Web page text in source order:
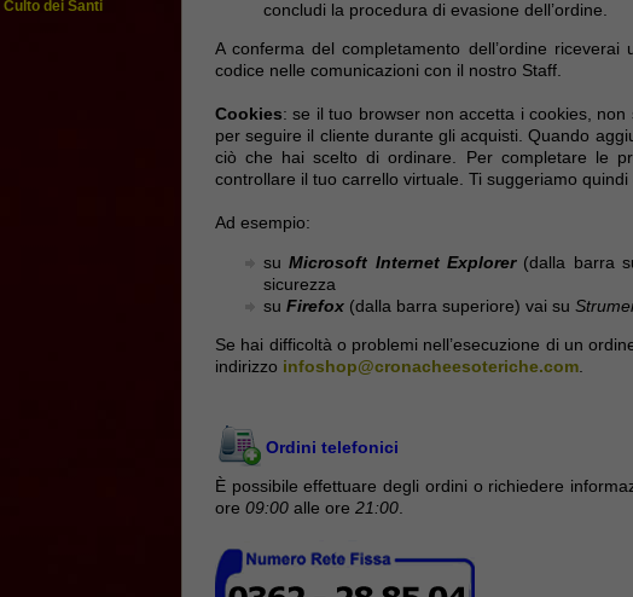
Culto dei Santi
concludi la procedura di evasione dell’ordine.
A conferma del completamento dell’ordine
codice nelle comunicazioni con il nostro Staff.
Cookies: se il tuo browser non accetta i cookies,
per seguire il cliente durante gli acquisti. Quando
ciò che hai scelto di ordinare. Per completare le
controllare il tuo carrello virtuale. Ti suggeriamo
Ad esempio:
suMicrosoft Internet Explorer(dalla barra
sicurezza
su Firefox (dalla barra superiore) vai su
Se hai difficoltà o problemi nell’esecuzione di un
indirizzo infoshop@cronacheesoteriche.com
Ordini telefonici
È possibile effettuare degli ordini o richiedere
ore 09:00 alle ore 21:00